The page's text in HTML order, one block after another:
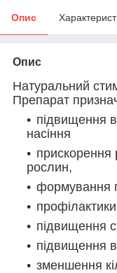
Опис
Опис
Натуральний
Препарат
підвищення
насіння
прискорення
рослин,
формування
підвищення
підвищення
зменшення